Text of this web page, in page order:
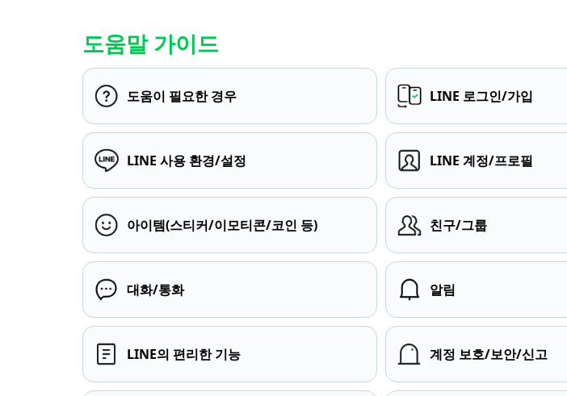
도움말 가이드
도움이 필요한 경우 LINE 로그인/가입
LINE 사용 환경/설정 LINE 계정/프로필
아이템(스티커/이모티콘/코인 등) 친구/그룹
대화/통화 알림
LINE의 편리한 기능 계정 보호/보안/신고